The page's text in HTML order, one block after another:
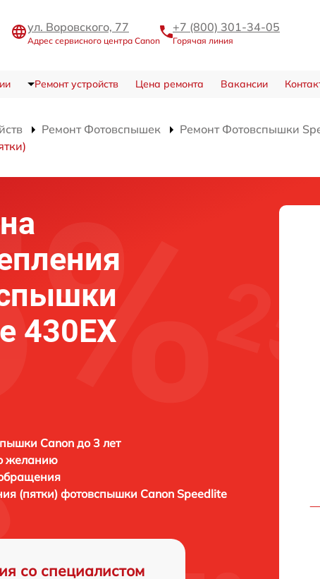
ул. Воровского, 77
Адрес сервисного центра Canon
+7 (800) 301-34-05
Горячая линия
Ремонт устройств Цена ремонта Вакансии
Ремонт Фотовспышек
Ремонт Фотовспышки
430EX
Canon до 3 лет
желанию
(пятки) фотовспышки Canon Speedlite
со специалистом